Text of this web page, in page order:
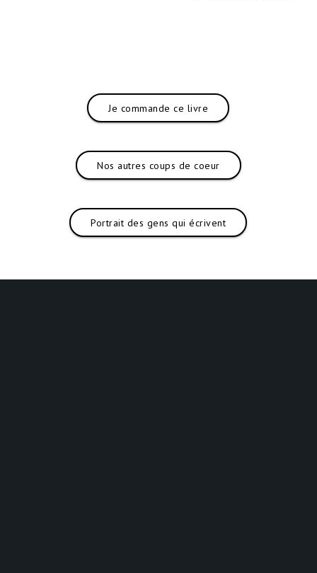
Je commande ce livre
Nos autres coups de coeur
Portrait des gens qui écrivent